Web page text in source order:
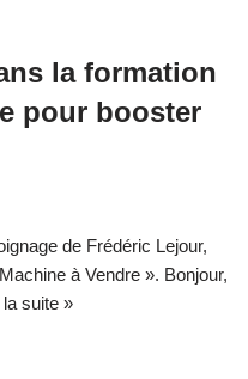
la formation
pour booster
de Frédéric Lejour,
à Vendre ». Bonjour,
la suite »